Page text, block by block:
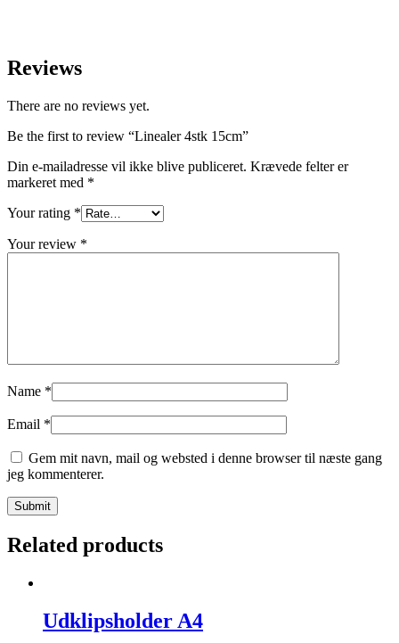
Reviews
There are no reviews yet.
Be the first to review “Linealer 4stk 15cm”
Din e-mailadresse vil ikke blive publiceret. Krævede felter er
markeret med *
Your rating *
Your review *
Name *
Email *
Gem mit navn, mail og websted i denne browser til næste gang
jeg kommenterer.
Related products
Udklipsholder A4